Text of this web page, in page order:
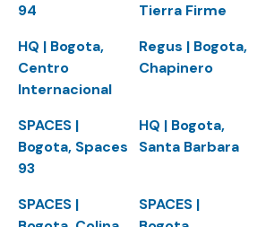
94
Tierra Firme
HQ | Bogota,
Centro
Internacional
Regus | Bogota,
Chapinero
SPACES |
Bogota, Spaces
93
HQ | Bogota,
Santa Barbara
SPACES |
SPACES |